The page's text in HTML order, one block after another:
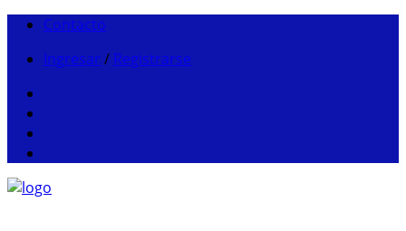
Contacto
Ingresar / Registrarse